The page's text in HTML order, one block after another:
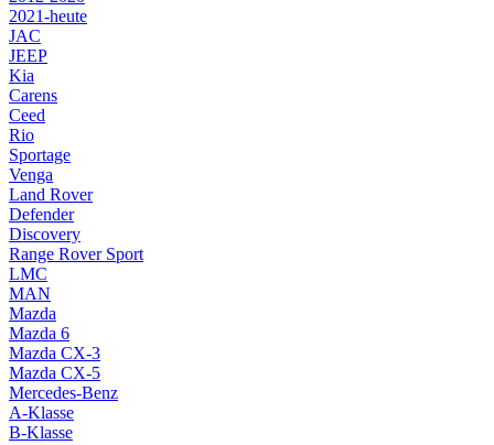
2021-heute
JAC
JEEP
Kia
Carens
Ceed
Rio
Sportage
Venga
Land Rover
Defender
Discovery
Range Rover Sport
LMC
MAN
Mazda
Mazda 6
Mazda CX-3
Mazda CX-5
Mercedes-Benz
A-Klasse
B-Klasse